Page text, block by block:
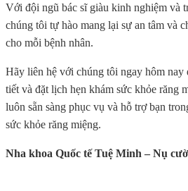
Với đội ngũ bác sĩ giàu kinh nghiệm và
chúng tôi tự hào mang lại sự an tâm và
cho mỗi bệnh nhân.
Hãy liên hệ với chúng tôi ngay hôm nay
tiết và đặt lịch hẹn khám sức khỏe răng
luôn sẵn sàng phục vụ và hỗ trợ bạn
sức khỏe răng miệng.
Nha khoa Quốc tế Tuệ Minh – Nụ